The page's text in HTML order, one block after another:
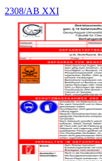
2308/AB XXI